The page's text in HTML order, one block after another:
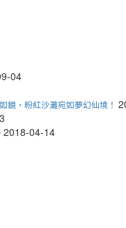
04
，粉紅沙灘宛如夢幻仙境！
2018-04-14